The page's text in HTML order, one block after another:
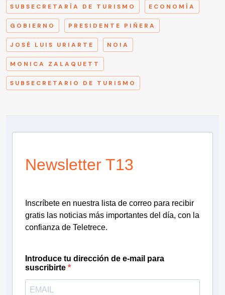
SUBSECRETARÍA DE TURISMO ECONOMÍA
GOBIERNO PRESIDENTE PIÑERA
JOSÉ LUIS URIARTE NOIA
MONICA ZALAQUETT
SUBSECRETARIO DE TURISMO
Newsletter T13
Inscríbete en nuestra lista de correo para recibir
gratis las noticias más importantes del día, con la
confianza de Teletrece.
Introduce tu dirección de e-mail para
suscribirte